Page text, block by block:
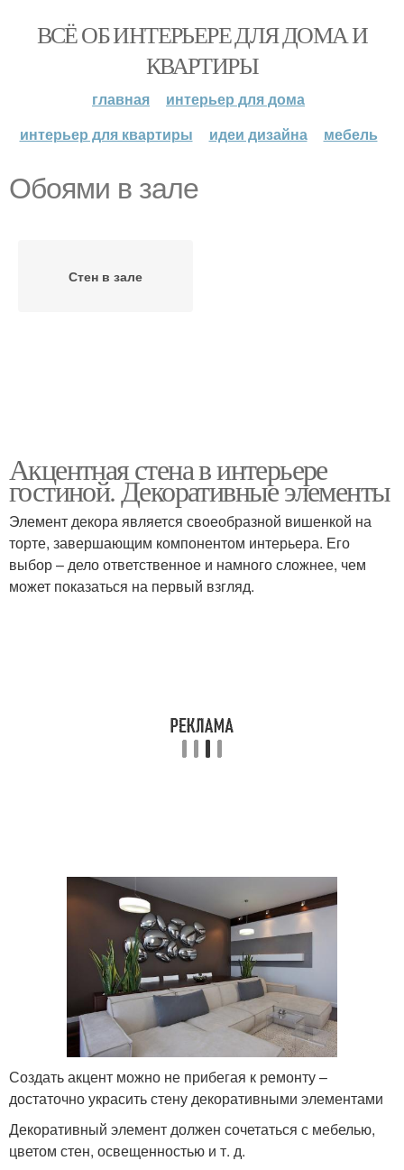
ВСЁ ОБ ИНТЕРЬЕРЕ ДЛЯ ДОМА И
КВАРТИРЫ
главная
интерьер для дома
интерьер для квартиры
идеи дизайна мебель
Обоями в зале
Стен в зале
Акцентная стена в интерьере
гостиной. Декоративные элементы
Элемент декора является своеобразной вишенкой на
торте, завершающим компонентом интерьера. Его
выбор – дело ответственное и намного сложнее, чем
может показаться на первый взгляд.
Создать акцент можно не прибегая к ремонту –
достаточно украсить стену декоративными элементами
Декоративный элемент должен сочетаться с мебелью,
цветом стен, освещенностью и т. д.